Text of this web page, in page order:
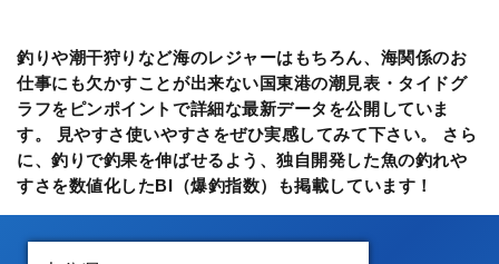
釣りや潮干狩りなど海のレジャーはもちろん、海関係のお
仕事にも欠かすことが出来ない国東港の潮見表・タイドグ
ラフをピンポイントで詳細な最新データを公開していま
す。 見やすさ使いやすさをぜひ実感してみて下さい。 さら
に、釣りで釣果を伸ばせるよう、独自開発した魚の釣れや
すさを数値化したBI（爆釣指数）も掲載しています！